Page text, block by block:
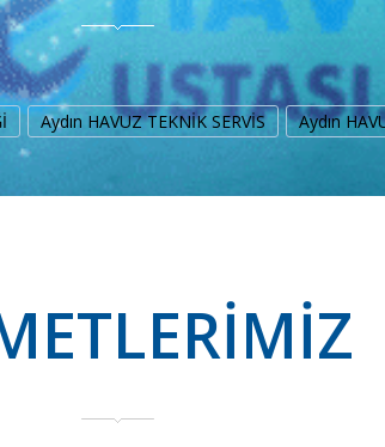
Aydın HAVUZ TEKNİK SERVİS Aydın